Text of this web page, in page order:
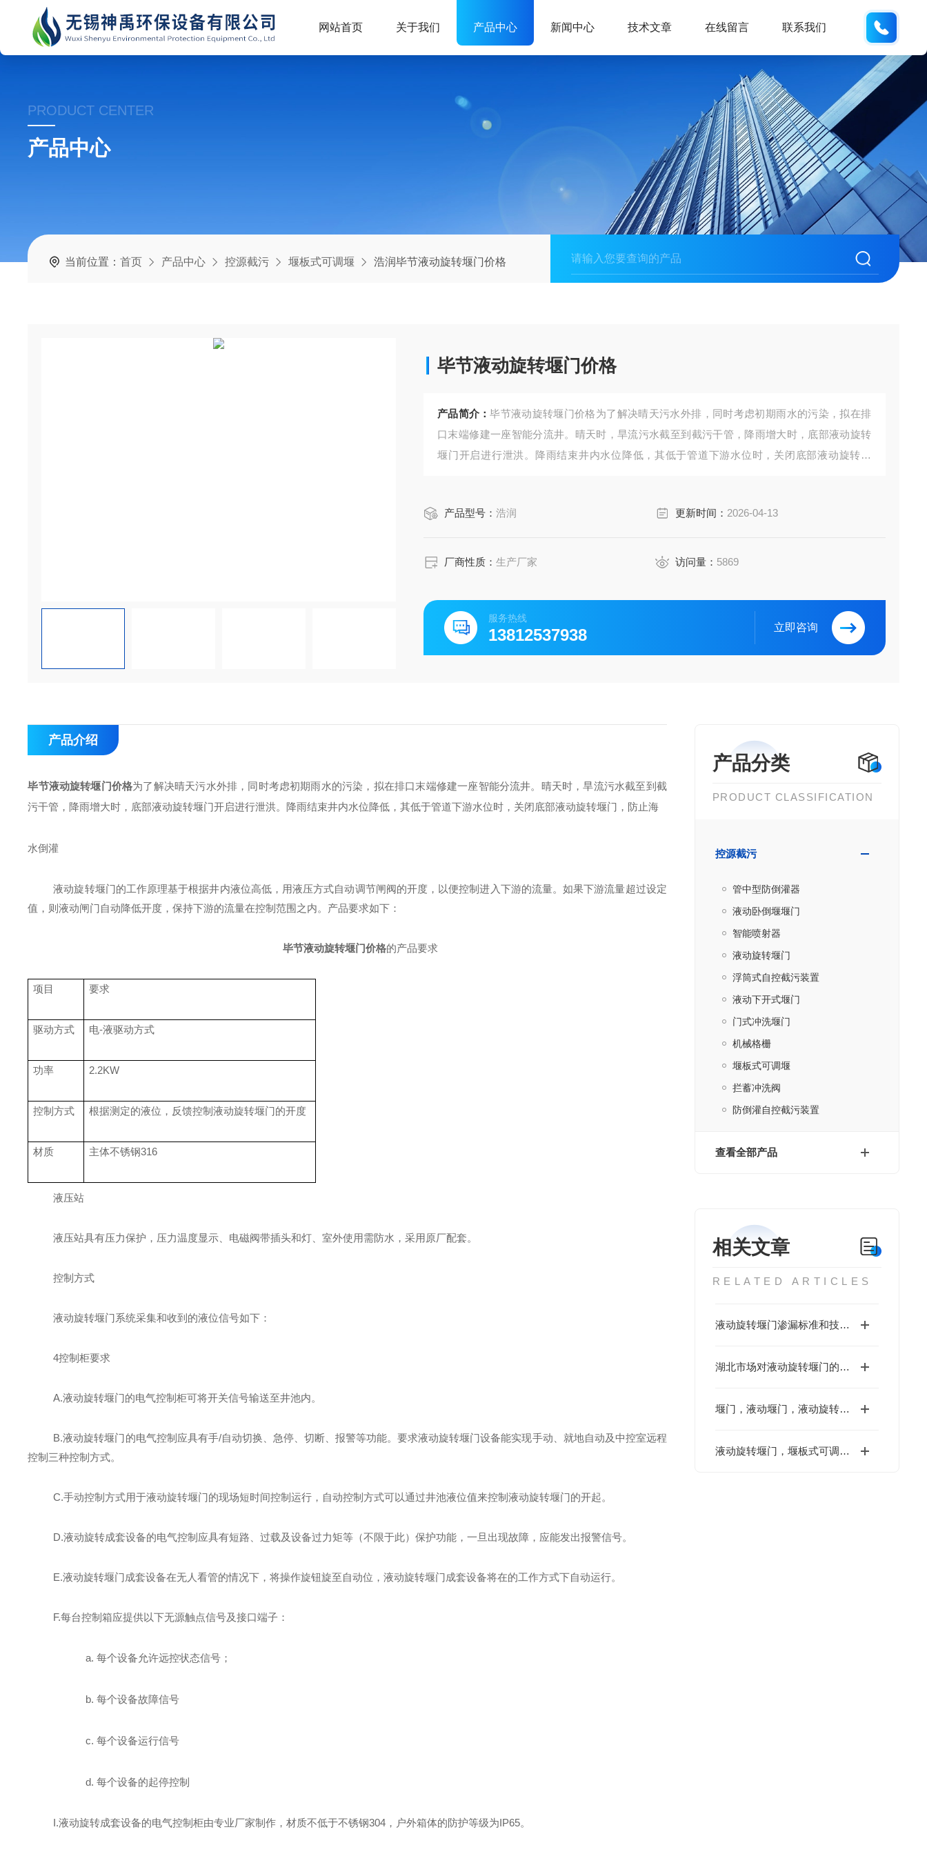
网站首页 关于我们 产品中心 新闻中心 技术文章 在线留言 联系我们
PRODUCT CENTER
产品中心
当前位置：首页 产品中心 控源截污 堰板式可调堰 浩润毕节液动旋转堰门价格
毕节液动旋转堰门价格
产品简介：毕节液动旋转堰门价格为了解决晴天污水外排，同时考虑初期雨水的污染，拟在排
口末端修建一座智能分流井。晴天时，旱流污水截至到截污干管，降雨增大时，底部液动旋转
堰门开启进行泄洪。降雨结束井内水位降低，其低于管道下游水位时，关闭底部液动旋转堰
便控制进入下游的流量。如果下游流量超过设定值，则液动闸门自动降低开度，
产品型号：浩润 更新时间： 2026-04-13
厂商性质：生产厂家 访问量： 5869
服务热线
13812537938 立即咨询
产品分类
PRODUCT CLASSIFICATION
控源截污
管中型防倒灌器
液动卧倒堰堰门
智能喷射器
液动旋转堰门
浮筒式自控截污装置
液动下开式堰门
门式冲洗堰门
机械格栅
堰板式可调堰
拦蓄冲洗阀
防倒灌自控截污装置
查看全部产品
相关文章
RELATED ARTICLES
液动旋转堰门渗漏标准和技术要求
湖北市场对液动旋转堰门的技术规范
堰门，液动堰门，液动旋转堰门技术说明
液动旋转堰门，堰板式可调堰技术交底
产品介绍
毕节液动旋转堰门价格为了解决晴天污水外排，同时考虑初期雨水的污染，拟在排口末端修建一座智能分流井。晴天时，旱流污水截至到 截
污干管，降雨增大时， 底部液动旋转堰门开启进行泄洪。降雨结束井内水位降低，其低于管道下游水位时，关闭底部液动旋转堰门，防止海
水倒灌
液动旋转堰门的工作原理基于根据井内液位高低，用液压方式自动调节闸阀的开度，以便控制进入下游的流量。如果下游流量超过设定
值，则液动闸门自动降低开度 ，保持下游的流量在控制范围之内。产品要求如下：
毕节液动旋转堰门价格的产品要求
项目 要求
驱动方式 电-液驱动方式
功率 2.2KW
控制方式 根据测定的液位 ，反馈控制液动旋转堰门的开度
材质 主体不锈钢316
液压站
液压站具有压力保护，压力温度显示、电磁阀带插头和灯、室外使用需防水，采用原厂配套。
控制方式
液动旋转堰门系统采集和收到的液位信号如下：
4控制柜要求
A.液动旋转堰门的电气控制柜可将开关信号输送至井池内。
B.液动旋转堰门的电气控制应具有手/自动切换、急停、切断、报警等功能。要求液动旋转堰门设备能实现手动、就地自动及中控室远程
控制三种控制方式。
C.手动控制方式用于液动旋转堰门的现场短时间控制运行，自动控制方式可以通过井池液位值来控制液动旋转堰门的开起。
D.液动旋转成套设备的电气控制应具有短路、过载及设备过力矩等（不限于此）保护功能，一旦出现故障，应能发出报警信号。
E.液动旋转堰门成套设备在无人看管的情况下，将操作旋钮旋至自动位，液动旋转堰门成套设备将在的工作方式下自动运行。
F.每台控制箱应提供以下无源触点信号及接口端子：
a.每个设备允许远控状态信号；
b.每个设备故障信号
c.每个设备运行信号
d.每个设备的起停控制
I.液动旋转成套设备的电气控制柜由专业厂家制作，材质不低于不锈钢304 ，户外箱体的防护等级为IP65。